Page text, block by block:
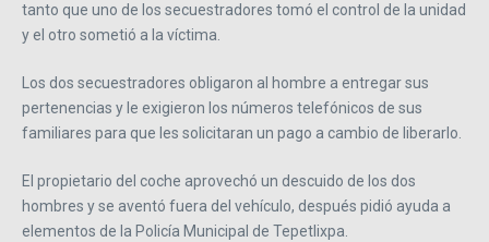
tanto que uno de los secuestradores tomó el control de la unidad
y el otro sometió a la víctima.
Los dos secuestradores obligaron al hombre a entregar sus
pertenencias y le exigieron los números telefónicos de sus
familiares para que les solicitaran un pago a cambio de liberarlo.
El propietario del coche aprovechó un descuido de los dos
hombres y se aventó fuera del vehículo, después pidió ayuda a
elementos de la Policía Municipal de Tepetlixpa.